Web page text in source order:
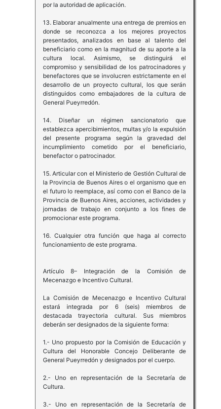
por la autoridad de aplicación.
13. Elaborar anualmente una entrega de premios en
donde se reconozca a los mejores proyectos
presentados, analizados en base al talento del
beneficiario como en la magnitud de su aporte a la
cultura local. Asimismo, se distinguirá el
compromiso y sensibilidad de los patrocinadores y
benefactores que se involucren estrictamente en el
desarrollo de un proyecto cultural, los que serán
distinguidos como embajadores de la cultura de
General Pueyrredón.
14. Diseñar un régimen sancionatorio que
establezca apercibimientos, multas y/o la expulsión
del presente programa según la gravedad del
incumplimiento cometido por el beneficiario,
benefactor o patrocinador.
15. Articular con el Ministerio de Gestión Cultural de
la Provincia de Buenos Aires o el organismo que en
el futuro lo reemplace, así como con el Banco de la
Provincia de Buenos Aires, acciones, actividades y
jornadas de trabajo en conjunto a los fines de
promocionar este programa.
16. Cualquier otra función que haga al correcto
funcionamiento de este programa.
Artículo 8– Integración de la Comisión de
Mecenazgo e Incentivo Cultural.
La Comisión de Mecenazgo e Incentivo Cultural
estará integrada por 6 (seis) miembros de
destacada trayectoria cultural. Sus miembros
deberán ser designados de la siguiente forma:
1.- Uno propuesto por la Comisión de Educación y
Cultura del Honorable Concejo Deliberante de
General Pueyrredón y designados por el cuerpo.
2.- Uno en representación de la Secretaría de
Cultura.
3.- Uno en representación de la Secretaría de